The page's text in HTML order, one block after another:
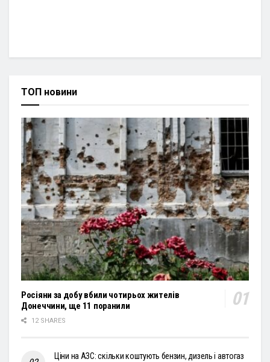
ТОП новини
Росіяни за добу вбили чотирьох жителів
Донеччини, ще 11 поранили
12 SHARES
Ціни на АЗС: скільки коштують бензин, дизель і автогаз